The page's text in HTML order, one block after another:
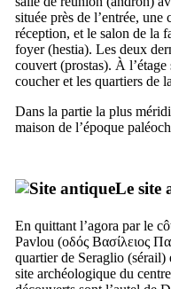
située près de l’entrée, une
réception, et le salon de la
foyer (hestia). Les deux
couvert (prostas). À l’étage
coucher et les quartiers de
Dans la partie la plus
maison de l’époque
Le site
En quittant l’agora par le
Pavlou (οδός Βασίλειος
quartier de Seraglio (sérail)
site archéologique du